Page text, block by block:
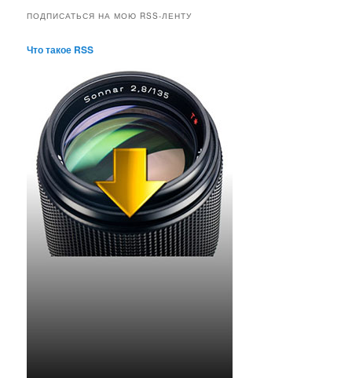
ПОДПИСАТЬСЯ НА МОЮ RSS-ЛЕНТУ
Что такое RSS